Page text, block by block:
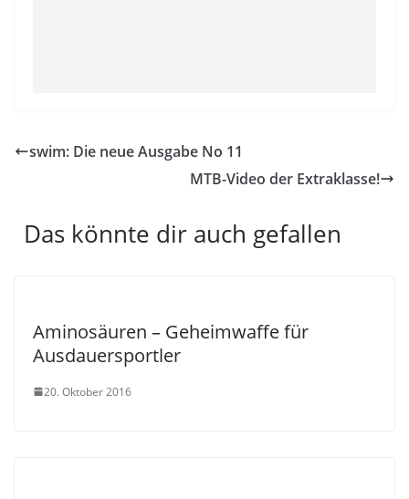
swim: Die neue Ausgabe No 11
MTB-Video der Extraklasse!
Das könnte dir auch gefallen
Aminosäuren – Geheimwaffe für
Ausdauersportler
20. Oktober 2016